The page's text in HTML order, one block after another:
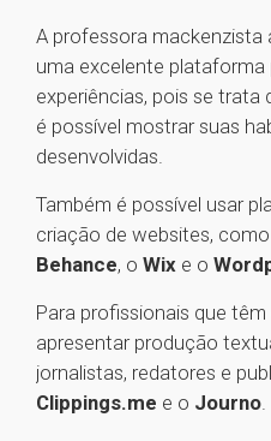
A professora mackenzista
uma excelente plataforma
experiências, pois se trata
é possível mostrar suas
desenvolvidas.
Também é possível usar
criação de websites,
Behance, o Wix e o
Para profissionais que
apresentar produção
jornalistas, redatores e
Clippings.me e o Journo.